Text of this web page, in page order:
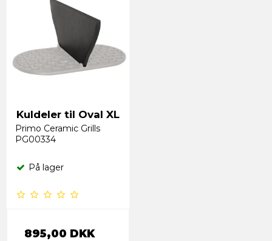
Kuldeler til Oval XL
Primo Ceramic Grills
PG00334
På lager
895,00 DKK